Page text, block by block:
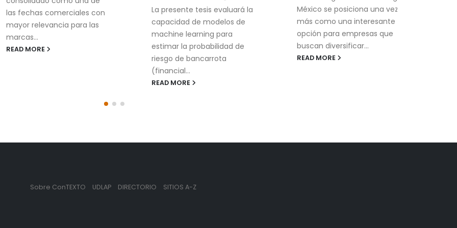
las fechas comerciales con
mayor relevancia para las
marcas...
READ MORE
La presente tesis evaluará la
capacidad de modelos de
machine learning para
estimar la probabilidad de
riesgo de bancarrota
(financial...
READ MORE
México se posiciona una vez
más como una interesante
opción para empresas que
buscan diversificar...
READ MORE
Sobre ConTEXTO UDLAP DIRECTORIO SITIOS A-Z